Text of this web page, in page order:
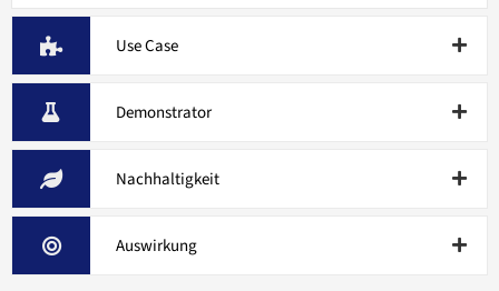
Use Case
Demonstrator
Nachhaltigkeit
Auswirkung